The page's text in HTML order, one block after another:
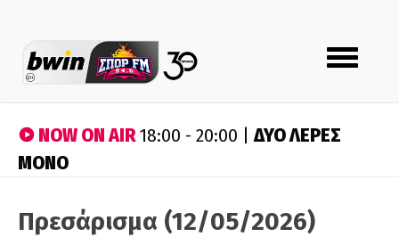
Toggle
navigation
NOW ON AIR18:00 - 20:00 |ΔΥΟ ΛΕΡΕΣ
ΜΟΝΟ
Πρεσάρισμα (12/05/2026)